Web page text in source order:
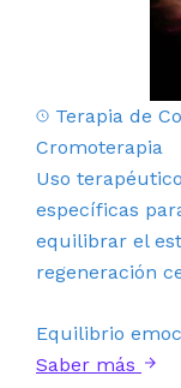
Terapia de
Cromoterapia
Uso
específicas
equilibrar el
regeneración
Equilibrio
Saber más